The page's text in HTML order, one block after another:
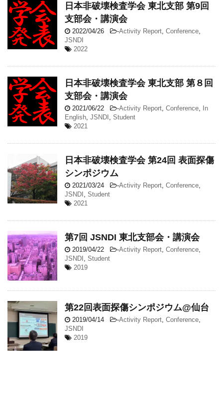
日本非破壊検査学会 東北支部 第9回
支部会・講演会
2022/04/26 -Activity Report, Conference,
JSNDI
2022
日本非破壊検査学会 東北支部 第８回
支部会・講演会
2021/06/22 -Activity Report, Conference,
In
English, JSNDI , Student
2021
日本非破壊検査学会 第24回 表面探傷
シンポジウム
2021/03/24 -Activity Report, Conference,
JSNDI , Student
2021
第7回 JSNDI 東北支部会・講演会
2019/04/22 -Activity Report, Conference,
JSNDI , Student
2019
第22回表面探傷シンポジウム@仙台
2019/04/14 -Activity Report, Conference,
JSNDI
2019